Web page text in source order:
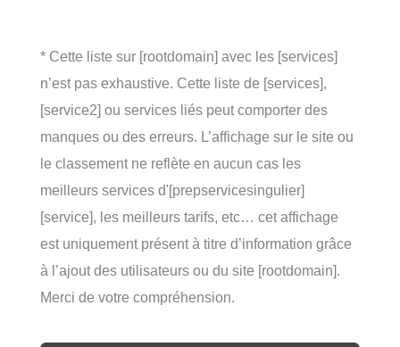
* Cette liste sur [rootdomain] avec les [services]
n’est pas exhaustive. Cette liste de [services],
[service2] ou services liés peut comporter des
manques ou des erreurs. L’affichage sur le site ou
le classement ne reflète en aucun cas les
meilleurs services d'[prepservicesingulier]
[service], les meilleurs tarifs, etc… cet affichage
est uniquement présent à titre d’information grâce
à l’ajout des utilisateurs ou du site [rootdomain].
Merci de votre compréhension.